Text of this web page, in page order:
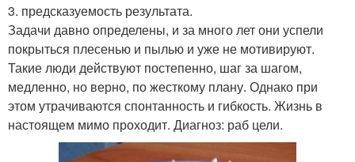
3. предсказуемость результата.
Задачи давно определены, и за много лет они успели
покрыться плесенью и пылью и уже не мотивируют.
Такие люди действуют постепенно, шаг за шагом,
медленно, но верно, по жесткому плану. Однако при
этом утрачиваются спонтанность и гибкость. Жизнь в
настоящем мимо проходит. Диагноз: раб цели.